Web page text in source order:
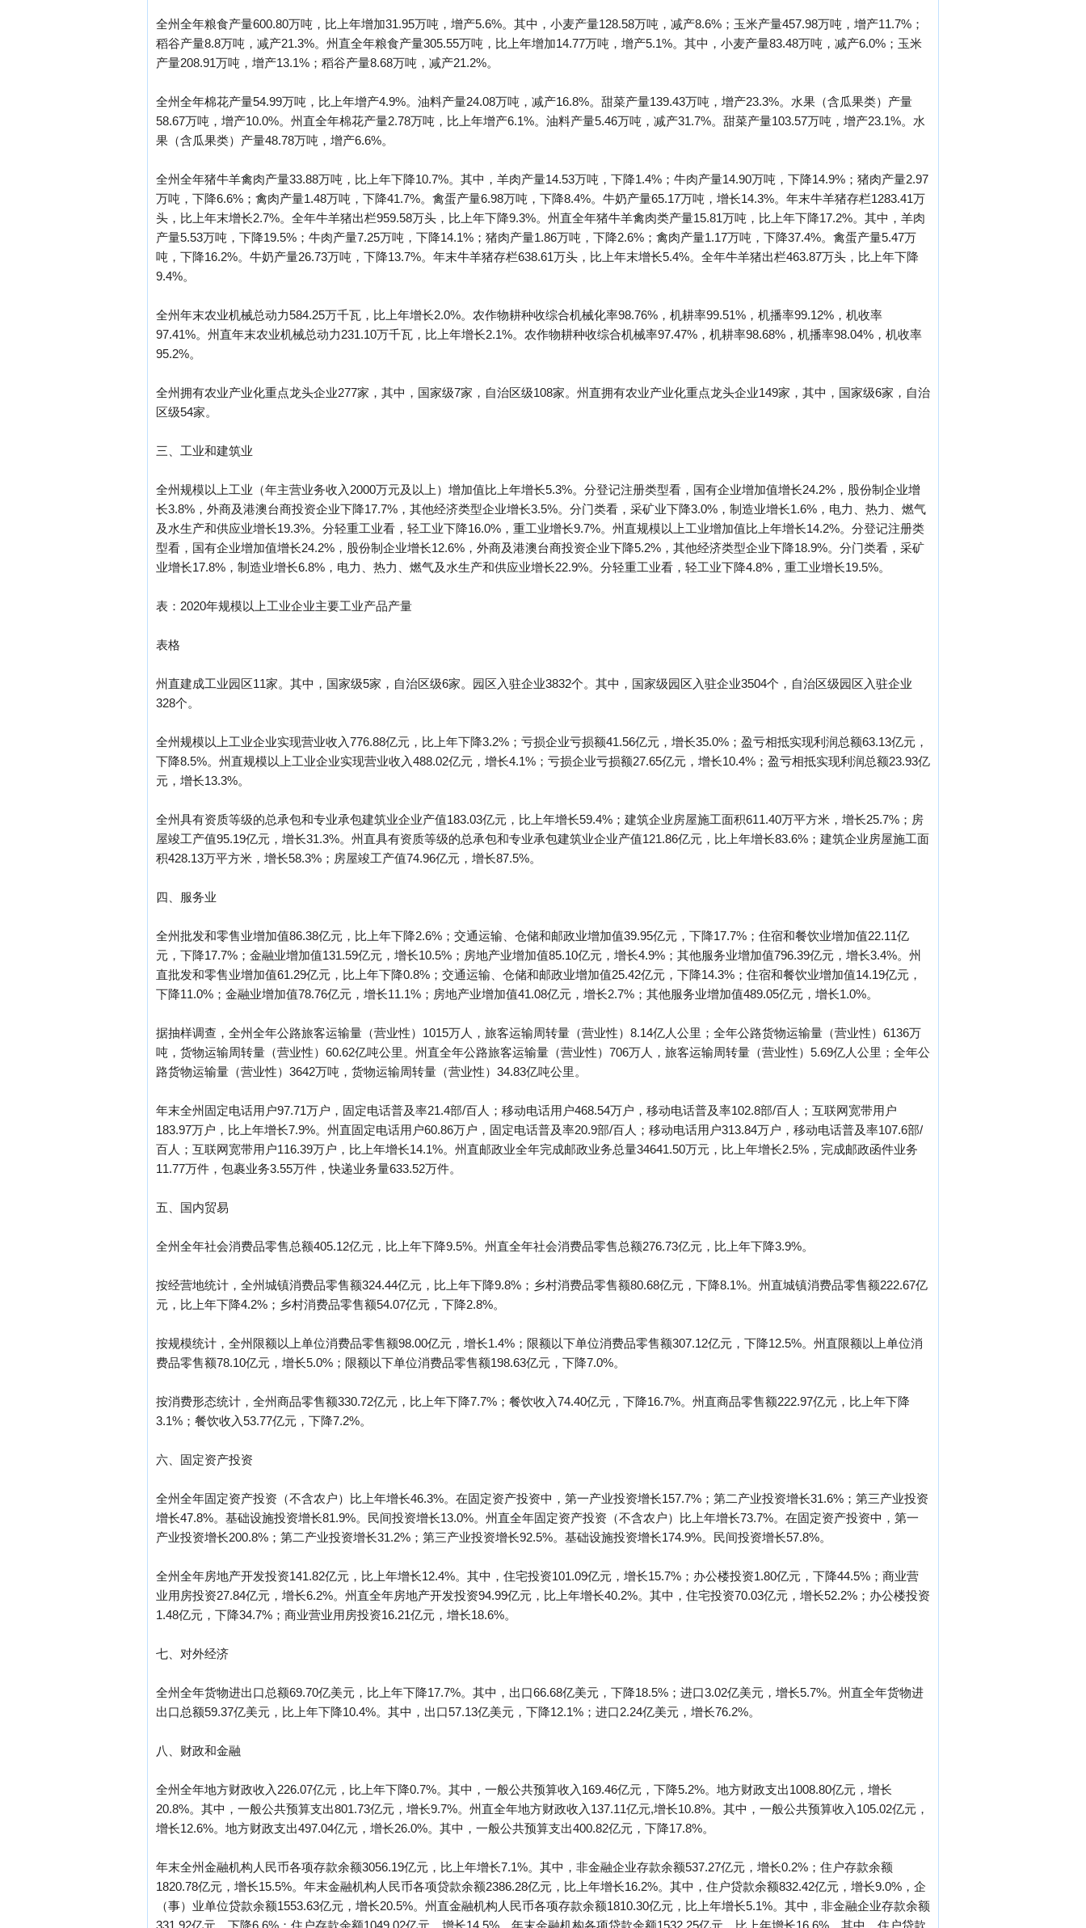
全州全年粮食产量600.80万吨，比上年增加31.95万吨，增产5.6%。其中，小麦产量128.58万吨，减产8.6%；玉米产量457.98万吨，增产11.7%；
稻谷产量8.8万吨，减产21.3%。州直全年粮食产量305.55万吨，比上年增加14.77万吨，增产5.1%。其中，小麦产量83.48万吨，减产6.0%；玉米
产量208.91万吨，增产13.1%；稻谷产量8.68万吨，减产21.2%。
全州全年棉花产量54.99万吨，比上年增产4.9%。油料产量24.08万吨，减产16.8%。甜菜产量139.43万吨，增产23.3%。水果（含瓜果类）产量
58.67万吨，增产10.0%。州直全年棉花产量2.78万吨，比上年增产6.1%。油料产量5.46万吨，减产31.7%。甜菜产量103.57万吨，增产23.1%。水
果（含瓜果类）产量48.78万吨，增产6.6%。
全州全年猪牛羊禽肉产量33.88万吨，比上年下降10.7%。其中，羊肉产量14.53万吨，下降1.4%；牛肉产量14.90万吨，下降14.9%；猪肉产量2.97
万吨，下降6.6%；禽肉产量1.48万吨，下降41.7%。禽蛋产量6.98万吨，下降8.4%。牛奶产量65.17万吨，增长14.3%。年末牛羊猪存栏1283.41万
头，比上年末增长2.7%。全年牛羊猪出栏959.58万头，比上年下降9.3%。州直全年猪牛羊禽肉类产量15.81万吨，比上年下降17.2%。其中，羊肉
产量5.53万吨，下降19.5%；牛肉产量7.25万吨，下降14.1%；猪肉产量1.86万吨，下降2.6%；禽肉产量1.17万吨，下降37.4%。禽蛋产量5.47万
吨，下降16.2%。牛奶产量26.73万吨，下降13.7%。年末牛羊猪存栏638.61万头，比上年末增长5.4%。全年牛羊猪出栏463.87万头，比上年下降
9.4%。
全州年末农业机械总动力584.25万千瓦，比上年增长2.0%。农作物耕种收综合机械化率98.76%，机耕率99.51%，机播率99.12%，机收率
97.41%。州直年末农业机械总动力231.10万千瓦，比上年增长2.1%。农作物耕种收综合机械率97.47%，机耕率98.68%，机播率98.04%，机收率
95.2%。
全州拥有农业产业化重点龙头企业277家，其中，国家级7家，自治区级108家。州直拥有农业产业化重点龙头企业149家，其中，国家级6家，自治
区级54家。
三、工业和建筑业
全州规模以上工业（年主营业务收入2000万元及以上）增加值比上年增长5.3%。分登记注册类型看，国有企业增加值增长24.2%，股份制企业增
长3.8%，外商及港澳台商投资企业下降17.7%，其他经济类型企业增长3.5%。分门类看，采矿业下降3.0%，制造业增长1.6%，电力、热力、燃气
及水生产和供应业增长19.3%。分轻重工业看，轻工业下降16.0%，重工业增长9.7%。州直规模以上工业增加值比上年增长14.2%。分登记注册类
型看，国有企业增加值增长24.2%，股份制企业增长12.6%，外商及港澳台商投资企业下降5.2%，其他经济类型企业下降18.9%。分门类看，采矿
业增长17.8%，制造业增长6.8%，电力、热力、燃气及水生产和供应业增长22.9%。分轻重工业看，轻工业下降4.8%，重工业增长19.5%。
表：2020年规模以上工业企业主要工业产品产量
表格
州直建成工业园区11家。其中，国家级5家，自治区级6家。园区入驻企业3832个。其中，国家级园区入驻企业3504个，自治区级园区入驻企业
328个。
全州规模以上工业企业实现营业收入776.88亿元，比上年下降3.2%；亏损企业亏损额41.56亿元，增长35.0%；盈亏相抵实现利润总额63.13亿元，
下降8.5%。州直规模以上工业企业实现营业收入488.02亿元，增长4.1%；亏损企业亏损额27.65亿元，增长10.4%；盈亏相抵实现利润总额23.93亿
元，增长13.3%。
全州具有资质等级的总承包和专业承包建筑业企业产值183.03亿元，比上年增长59.4%；建筑企业房屋施工面积611.40万平方米，增长25.7%；房
屋竣工产值95.19亿元，增长31.3%。州直具有资质等级的总承包和专业承包建筑业企业产值121.86亿元，比上年增长83.6%；建筑企业房屋施工面
积428.13万平方米，增长58.3%；房屋竣工产值74.96亿元，增长87.5%。
四、服务业
全州批发和零售业增加值86.38亿元，比上年下降2.6%；交通运输、仓储和邮政业增加值39.95亿元，下降17.7%；住宿和餐饮业增加值22.11亿
元，下降17.7%；金融业增加值131.59亿元，增长10.5%；房地产业增加值85.10亿元，增长4.9%；其他服务业增加值796.39亿元，增长3.4%。州
直批发和零售业增加值61.29亿元，比上年下降0.8%；交通运输、仓储和邮政业增加值25.42亿元，下降14.3%；住宿和餐饮业增加值14.19亿元，
下降11.0%；金融业增加值78.76亿元，增长11.1%；房地产业增加值41.08亿元，增长2.7%；其他服务业增加值489.05亿元，增长1.0%。
据抽样调查，全州全年公路旅客运输量（营业性）1015万人，旅客运输周转量（营业性）8.14亿人公里；全年公路货物运输量（营业性）6136万
吨，货物运输周转量（营业性）60.62亿吨公里。州直全年公路旅客运输量（营业性）706万人，旅客运输周转量（营业性）5.69亿人公里；全年公
路货物运输量（营业性）3642万吨，货物运输周转量（营业性）34.83亿吨公里。
年末全州固定电话用户97.71万户，固定电话普及率21.4部/百人；移动电话用户468.54万户，移动电话普及率102.8部/百人；互联网宽带用户
183.97万户，比上年增长7.9%。州直固定电话用户60.86万户，固定电话普及率20.9部/百人；移动电话用户313.84万户，移动电话普及率107.6部/
百人；互联网宽带用户116.39万户，比上年增长14.1%。州直邮政业全年完成邮政业务总量34641.50万元，比上年增长2.5%，完成邮政函件业务
11.77万件，包裹业务3.55万件，快递业务量633.52万件。
五、国内贸易
全州全年社会消费品零售总额405.12亿元，比上年下降9.5%。州直全年社会消费品零售总额276.73亿元，比上年下降3.9%。
按经营地统计，全州城镇消费品零售额324.44亿元，比上年下降9.8%；乡村消费品零售额80.68亿元，下降8.1%。州直城镇消费品零售额222.67亿
元，比上年下降4.2%；乡村消费品零售额54.07亿元，下降2.8%。
按规模统计，全州限额以上单位消费品零售额98.00亿元，增长1.4%；限额以下单位消费品零售额307.12亿元，下降12.5%。州直限额以上单位消
费品零售额78.10亿元，增长5.0%；限额以下单位消费品零售额198.63亿元，下降7.0%。
按消费形态统计，全州商品零售额330.72亿元，比上年下降7.7%；餐饮收入74.40亿元，下降16.7%。州直商品零售额222.97亿元，比上年下降
3.1%；餐饮收入53.77亿元，下降7.2%。
六、固定资产投资
全州全年固定资产投资（不含农户）比上年增长46.3%。在固定资产投资中，第一产业投资增长157.7%；第二产业投资增长31.6%；第三产业投资
增长47.8%。基础设施投资增长81.9%。民间投资增长13.0%。州直全年固定资产投资（不含农户）比上年增长73.7%。在固定资产投资中，第一
产业投资增长200.8%；第二产业投资增长31.2%；第三产业投资增长92.5%。基础设施投资增长174.9%。民间投资增长57.8%。
全州全年房地产开发投资141.82亿元，比上年增长12.4%。其中，住宅投资101.09亿元，增长15.7%；办公楼投资1.80亿元，下降44.5%；商业营
业用房投资27.84亿元，增长6.2%。州直全年房地产开发投资94.99亿元，比上年增长40.2%。其中，住宅投资70.03亿元，增长52.2%；办公楼投资
1.48亿元，下降34.7%；商业营业用房投资16.21亿元，增长18.6%。
七、对外经济
全州全年货物进出口总额69.70亿美元，比上年下降17.7%。其中，出口66.68亿美元，下降18.5%；进口3.02亿美元，增长5.7%。州直全年货物进
出口总额59.37亿美元，比上年下降10.4%。其中，出口57.13亿美元，下降12.1%；进口2.24亿美元，增长76.2%。
八、财政和金融
全州全年地方财政收入226.07亿元，比上年下降0.7%。其中，一般公共预算收入169.46亿元，下降5.2%。地方财政支出1008.80亿元，增长
20.8%。其中，一般公共预算支出801.73亿元，增长9.7%。州直全年地方财政收入137.11亿元,增长10.8%。其中，一般公共预算收入105.02亿元，
增长12.6%。地方财政支出497.04亿元，增长26.0%。其中，一般公共预算支出400.82亿元，下降17.8%。
年末全州金融机构人民币各项存款余额3056.19亿元，比上年增长7.1%。其中，非金融企业存款余额537.27亿元，增长0.2%；住户存款余额
1820.78亿元，增长15.5%。年末金融机构人民币各项贷款余额2386.28亿元，比上年增长16.2%。其中，住户贷款余额832.42亿元，增长9.0%，企
（事）业单位贷款余额1553.63亿元，增长20.5%。州直金融机构人民币各项存款余额1810.30亿元，比上年增长5.1%。其中，非金融企业存款余额
331.92亿元，下降6.6%；住户存款余额1049.02亿元，增长14.5%。年末金融机构各项贷款余额1532.25亿元，比上年增长16.6%。其中，住户贷款